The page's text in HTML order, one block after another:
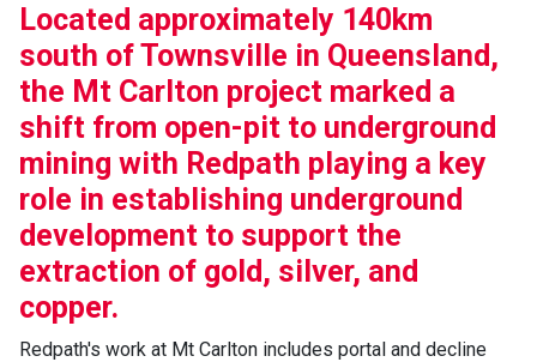
Located approximately 140km
south of Townsville in Queensland,
the Mt Carlton project marked a
shift from open-pit to underground
mining with Redpath playing a key
role in establishing underground
development to support the
extraction of gold, silver, and
copper.
Redpath's work at Mt Carlton includes portal and decline